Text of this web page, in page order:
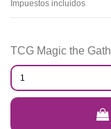
Impuestos incluidos
TCG Magic the